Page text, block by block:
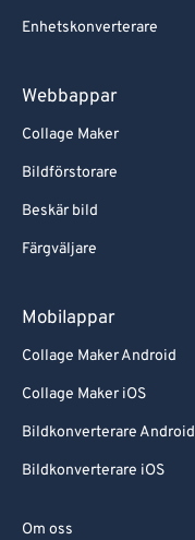
Enhetskonverterare
Webbappar
Collage Maker
Bildförstorare
Beskär bild
Färgväljare
Mobilappar
Collage Maker Android
Collage Maker iOS
Bildkonverterare Android
Bildkonverterare iOS
Om oss